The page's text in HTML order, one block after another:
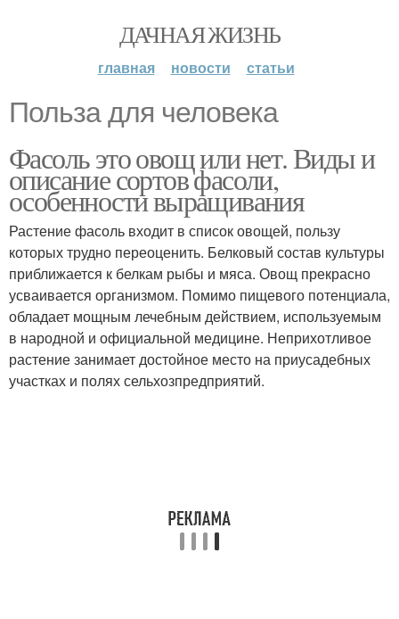
ДАЧНАЯ ЖИЗНЬ
главная новости статьи
Польза для человека
Фасоль это овощ или нет. Виды и
описание сортов фасоли,
особенности выращивания
Растение фасоль входит в список овощей, пользу
которых трудно переоценить. Белковый состав культуры
приближается к белкам рыбы и мяса. Овощ прекрасно
усваивается организмом. Помимо пищевого потенциала,
обладает мощным лечебным действием, используемым
в народной и официальной медицине. Неприхотливое
растение занимает достойное место на приусадебных
участках и полях сельхозпредприятий.